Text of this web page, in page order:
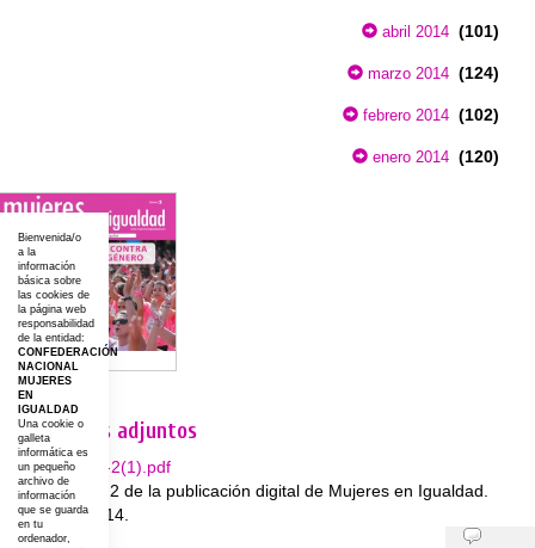
abril 2014 (101)
marzo 2014 (124)
febrero 2014 (102)
enero 2014 (120)
Documentos adjuntos
Mujeres-2(1).pdf
Número 2 de la publicación digital de Mujeres en Igualdad.
Abril-mayo 2014.
Opiniones
Bienvenida/o
a la
información
básica sobre
las cookies de
la página web
responsabilidad
de la entidad:
CONFEDERACIÓN
NACIONAL
MUJERES
EN
IGUALDAD
Una cookie o
galleta
informática es
un pequeño
archivo de
información
que se guarda
en tu
ordenador,